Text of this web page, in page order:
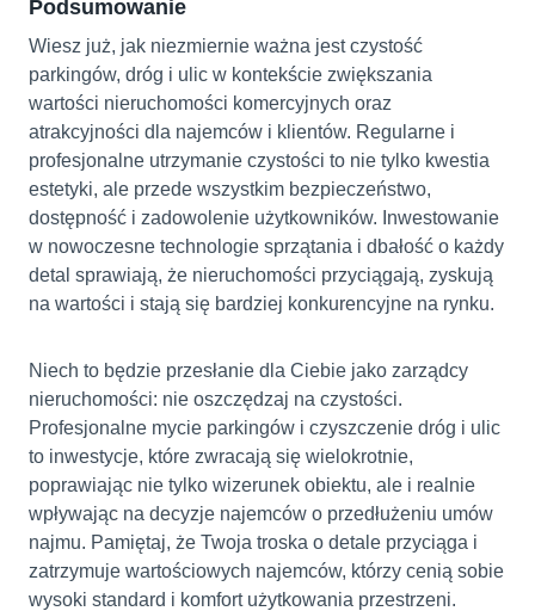
Podsumowanie
Wiesz już, jak niezmiernie ważna jest czystość
parkingów, dróg i ulic w kontekście zwiększania
wartości nieruchomości komercyjnych oraz
atrakcyjności dla najemców i klientów. Regularne i
profesjonalne utrzymanie czystości to nie tylko kwestia
estetyki, ale przede wszystkim bezpieczeństwo,
dostępność i zadowolenie użytkowników. Inwestowanie
w nowoczesne technologie sprzątania i dbałość o każdy
detal sprawiają, że nieruchomości przyciągają, zyskują
na wartości i stają się bardziej konkurencyjne na rynku.
Niech to będzie przesłanie dla Ciebie jako zarządcy
nieruchomości: nie oszczędzaj na czystości.
Profesjonalne mycie parkingów i czyszczenie dróg i ulic
to inwestycje, które zwracają się wielokrotnie,
poprawiając nie tylko wizerunek obiektu, ale i realnie
wpływając na decyzje najemców o przedłużeniu umów
najmu. Pamiętaj, że Twoja troska o detale przyciąga i
zatrzymuje wartościowych najemców, którzy cenią sobie
wysoki standard i komfort użytkowania przestrzeni.